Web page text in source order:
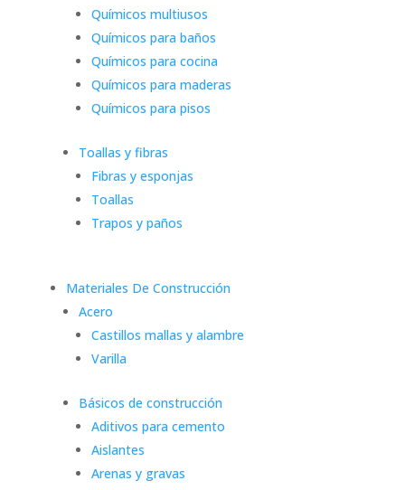
Químicos multiusos
Químicos para baños
Químicos para cocina
Químicos para maderas
Químicos para pisos
Toallas y fibras
Fibras y esponjas
Toallas
Trapos y paños
Materiales De Construcción
Acero
Castillos mallas y alambre
Varilla
Básicos de construcción
Aditivos para cemento
Aislantes
Arenas y gravas